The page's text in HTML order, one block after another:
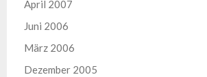
April 2007
Juni 2006
März 2006
Dezember 2005